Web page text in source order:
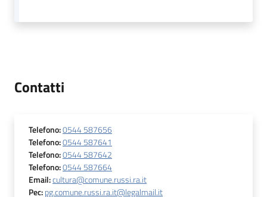
Contatti
Telefono:0544 587656
Telefono:0544 587641
Telefono:0544 587642
Telefono:0544 587664
Email:cultura@comune.russi.ra.it
Pec:pg.comune.russi.ra.it@legalmail.it